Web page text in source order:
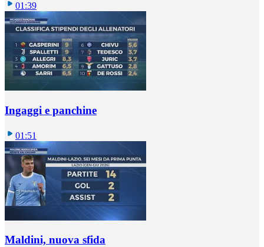
01:39
Ingaggi e panchine
01:51
Maldini, nuova sfida